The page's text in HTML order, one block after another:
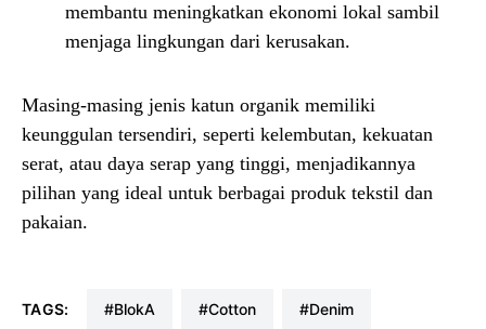
membantu meningkatkan ekonomi lokal sambil
menjaga lingkungan dari kerusakan.
Masing-masing jenis katun organik memiliki
keunggulan tersendiri, seperti kelembutan, kekuatan
serat, atau daya serap yang tinggi, menjadikannya
pilihan yang ideal untuk berbagai produk tekstil dan
pakaian.
TAGS: #blokA #cotton #denim